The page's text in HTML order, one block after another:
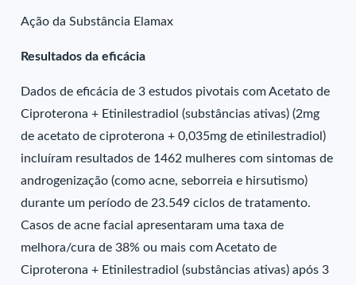
Ação da Substância Elamax
Resultados da eficácia
Dados de eficácia de 3 estudos pivotais com Acetato de
Ciproterona + Etinilestradiol (substâncias ativas) (2mg
de acetato de ciproterona + 0,035mg de etinilestradiol)
incluíram resultados de 1462 mulheres com sintomas de
androgenização (como acne, seborreia e hirsutismo)
durante um período de 23.549 ciclos de tratamento.
Casos de acne facial apresentaram uma taxa de
melhora/cura de 38% ou mais com Acetato de
Ciproterona + Etinilestradiol (substâncias ativas) após 3